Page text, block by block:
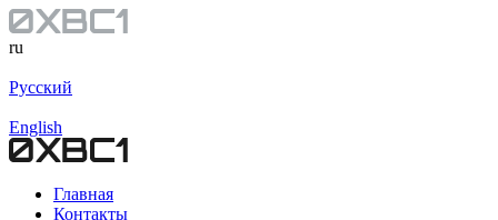
ru
Русский
English
Главная
Контакты